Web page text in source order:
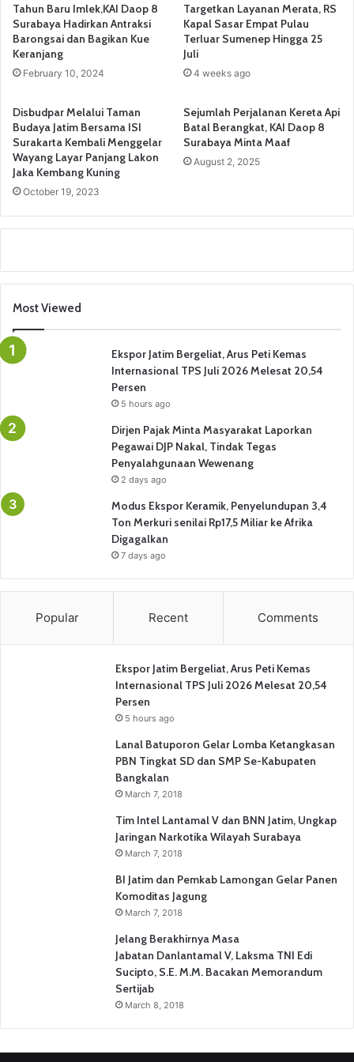
Tahun Baru Imlek,KAI Daop 8
Surabaya Hadirkan Antraksi
Barongsai dan Bagikan Kue
Keranjang
February 10, 2024
Targetkan Layanan Merata, RS
Kapal Sasar Empat Pulau
Terluar Sumenep Hingga 25
Juli
4 weeks ago
Disbudpar Melalui Taman
Budaya Jatim Bersama ISI
Surakarta Kembali Menggelar
Wayang Layar Panjang Lakon
Jaka Kembang Kuning
October 19, 2023
Sejumlah Perjalanan Kereta Api
Batal Berangkat, KAI Daop 8
Surabaya Minta Maaf
August 2, 2025
Most Viewed
Ekspor Jatim Bergeliat, Arus Peti Kemas
Internasional TPS Juli 2026 Melesat 20,54
Persen
5 hours ago
Dirjen Pajak Minta Masyarakat Laporkan
Pegawai DJP Nakal, Tindak Tegas
Penyalahgunaan Wewenang
2 days ago
Modus Ekspor Keramik, Penyelundupan 3,4
Ton Merkuri senilai Rp17,5 Miliar ke Afrika
Digagalkan
7 days ago
Popular Recent Comments
Ekspor Jatim Bergeliat, Arus Peti Kemas
Internasional TPS Juli 2026 Melesat 20,54
Persen
5 hours ago
Lanal Batuporon Gelar Lomba Ketangkasan
PBN Tingkat SD dan SMP Se-Kabupaten
Bangkalan
March 7, 2018
Tim Intel Lantamal V dan BNN Jatim, Ungkap
Jaringan Narkotika Wilayah Surabaya
March 7, 2018
BI Jatim dan Pemkab Lamongan Gelar Panen
Komoditas Jagung
March 7, 2018
Jelang Berakhirnya Masa
Jabatan Danlantamal V, Laksma TNI Edi
Sucipto, S.E. M.M. Bacakan Memorandum
Sertijab
March 8, 2018